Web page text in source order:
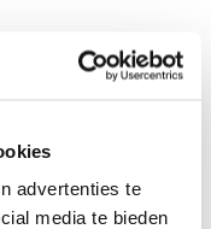
advertenties te
media te bieden
= dezelfde dag